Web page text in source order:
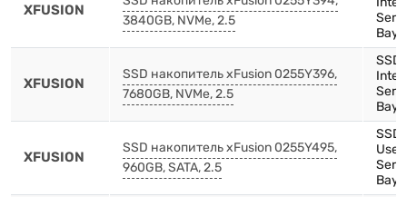
XFUSION
3840GB, NVMe, 2.5
Bay)
XFUSION
SSD накопитель xFusion 0255Y396,
7680GB, NVMe, 2.5
Bay)
XFUSION
SSD накопитель xFusion 0255Y495,
960GB, SATA, 2.5
Bay)